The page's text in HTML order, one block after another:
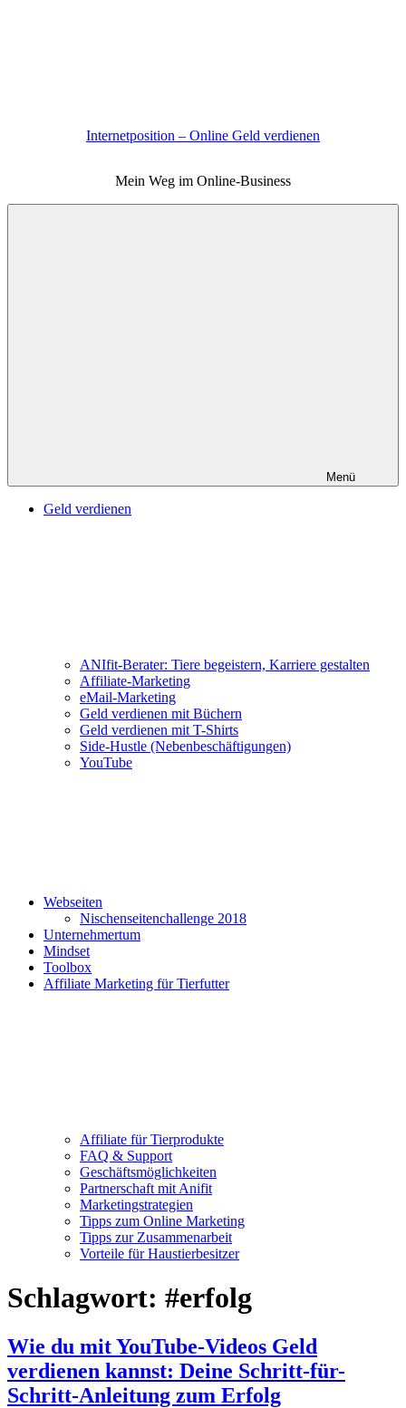
Internetposition – Online Geld verdienen
Mein Weg im Online-Business
Menü
Geld verdienen
ANIfit-Berater: Tiere begeistern, Karriere gestalten
Affiliate-Marketing
eMail-Marketing
Geld verdienen mit Büchern
Geld verdienen mit T-Shirts
Side-Hustle (Nebenbeschäftigungen)
YouTube
Webseiten
Nischenseitenchallenge 2018
Unternehmertum
Mindset
Toolbox
Affiliate Marketing für Tierfutter
Affiliate für Tierprodukte
FAQ & Support
Geschäftsmöglichkeiten
Partnerschaft mit Anifit
Marketingstrategien
Tipps zum Online Marketing
Tipps zur Zusammenarbeit
Vorteile für Haustierbesitzer
Schlagwort: #erfolg
Wie du mit YouTube-Videos Geld
verdienen kannst: Deine Schritt-für-
Schritt-Anleitung zum Erfolg